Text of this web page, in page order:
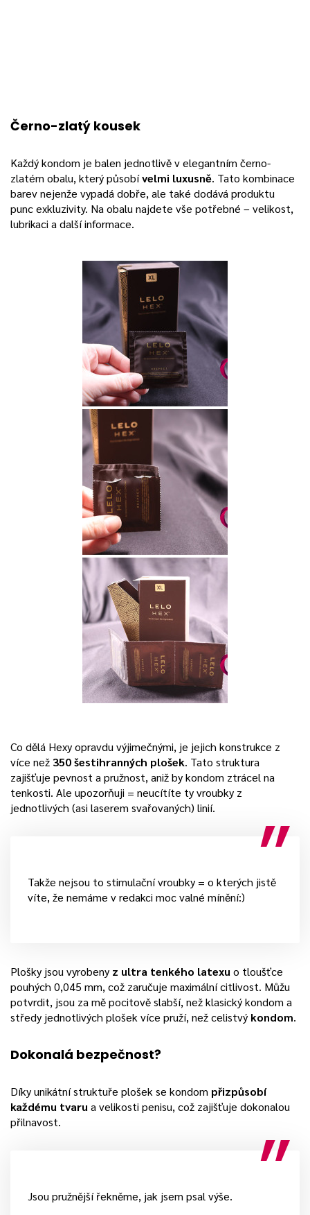
Černo-zlatý kousek
Každý kondom je balen jednotlivě v elegantním černo-
zlatém obalu, který působívelmi luxusně. Tato kombinace
barev nejenže vypadá dobře, ale také dodává produktu
punc exkluzivity. Na obalu najdete vše potřebné – velikost,
lubrikaci a další informace.
Co dělá Hexy opravdu výjimečnými, je jejich konstrukce z
více než 350 šestihranných plošek. Tato struktura
zajišťuje pevnost a pružnost, aniž by kondom ztrácel na
tenkosti. Ale upozorňuji = neucítíte ty vroubky z
jednotlivých (asi laserem svařovaných) linií.
Takže nejsou to stimulační vroubky = o kterých jistě
víte, že nemáme v redakci moc valné mínění:)
Plošky jsou vyrobeny z ultra tenkého latexu o tloušťce
pouhých 0,045 mm, což zaručuje maximální citlivost. Můžu
potvrdit, jsou za mě pocitově slabší, než klasický kondom a
středy jednotlivých plošek více pruží, než celistvý kondom.
Dokonalá bezpečnost?
Díky unikátní struktuře plošek se kondom přizpůsobí
každému tvaru a velikosti penisu, což zajišťuje dokonalou
přilnavost.
Jsou pružnější řekněme, jak jsem psal výše.